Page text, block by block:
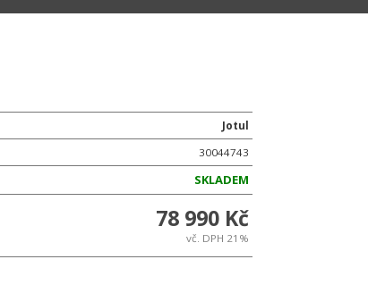
Jotul
30044743
SKLADEM
78 990 Kč
vč. DPH 21%